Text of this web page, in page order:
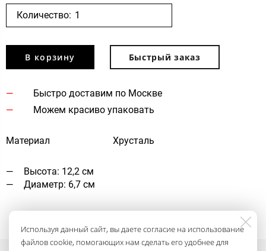
Количество:
В корзину Быстрый заказ
Быстро доставим по Москве
Можем красиво упаковать
Материал Хрусталь
Высота: 12,2 см
Диаметр: 6,7 см
Используя данный сайт, вы даете согласие на использование
файлов cookie, помогающих нам сделать его удобнее для